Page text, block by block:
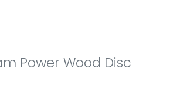
Power Wood Disc